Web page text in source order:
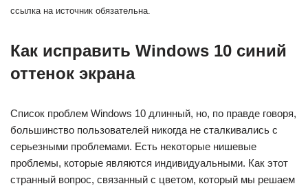
ссылка на источник обязательна.
Как исправить Windows 10 синий
оттенок экрана
Список проблем Windows 10 длинный, но, по правде говоря,
большинство пользователей никогда не сталкивались с
серьезными проблемами. Есть некоторые нишевые
проблемы, которые являются индивидуальными. Как этот
странный вопрос, связанный с цветом, который мы решаем